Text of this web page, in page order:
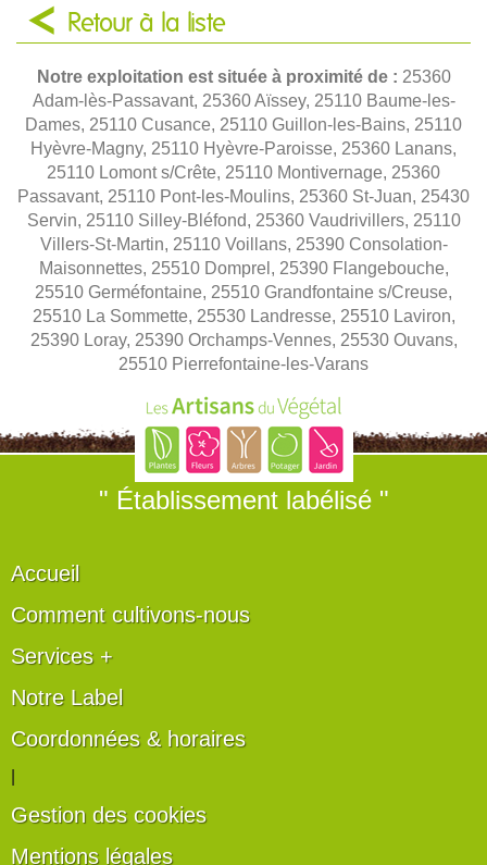
Retour à la liste
Notre exploitation est située à proximité de : 25360
Adam-lès-Passavant, 25360 Aïssey, 25110 Baume-les-
Dames, 25110 Cusance, 25110 Guillon-les-Bains, 25110
Hyèvre-Magny, 25110 Hyèvre-Paroisse, 25360 Lanans,
25110 Lomont s/Crête, 25110 Montivernage, 25360
Passavant, 25110 Pont-les-Moulins, 25360 St-Juan, 25430
Servin, 25110 Silley-Bléfond, 25360 Vaudrivillers, 25110
Villers-St-Martin, 25110 Voillans, 25390 Consolation-
Maisonnettes, 25510 Domprel, 25390 Flangebouche,
25510 Germéfontaine, 25510 Grandfontaine s/Creuse,
25510 La Sommette, 25530 Landresse, 25510 Laviron,
25390 Loray, 25390 Orchamps-Vennes, 25530 Ouvans,
25510 Pierrefontaine-les-Varans
" Établissement labélisé "
Accueil
Comment cultivons-nous
Services +
Notre Label
Coordonnées & horaires
Gestion des cookies
Mentions légales